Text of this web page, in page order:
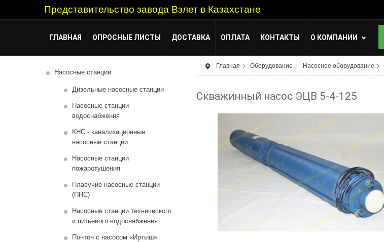
Представительство завода Взлет в Казахстане
ГЛАВНАЯ ОПРОСНЫЕ ЛИСТЫ ДОСТАВКА ОПЛАТА КОНТАКТЫ О КОМПАНИИ
Главная Оборудование Насосное оборудование
Скважинный насос ЭЦВ 5-4-125
Насосные станции
Дизельные насосные станции
Насосные станции
водоснабжения
КНС - канализационные
насосные станции
Насосные станции
пожаротушения
Плавучие насосные станции
(ПНС)
Насосные станции технического
и питьевого водоснабжения
Понтон с насосом «Иртыш»